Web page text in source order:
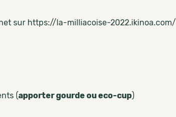
sur https://la-milliacoise-2022.ikinoa.com/
(apporter gourde ou eco-cup)